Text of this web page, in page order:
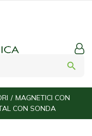
search
MAGNETICI CON
CON SONDA